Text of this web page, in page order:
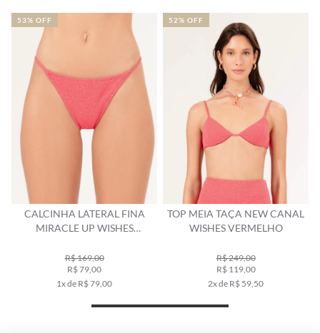
CALCINHA LATERAL FINA
MIRACLE UP WISHES
R$ 169,00
R$ 79,00
1x de R$ 79,00
53% OFF
TOP MEIA TAÇA NEW CANAL
WISHES VERMELHO
R$ 249,00
R$ 119,00
2x de R$ 59,50
52% OFF